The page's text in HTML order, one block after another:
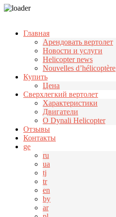
Главная
Арендовать вертолет
Новости и услуги
Helicopter news
Nouvelles d’hélicoptère
Купить
Цена
Cверхлегкий вертолет
Характеристики
Двигатели
О Dynali Helicopter
Отзывы
Контакты
ge
ru
ua
tj
tr
en
by
ar